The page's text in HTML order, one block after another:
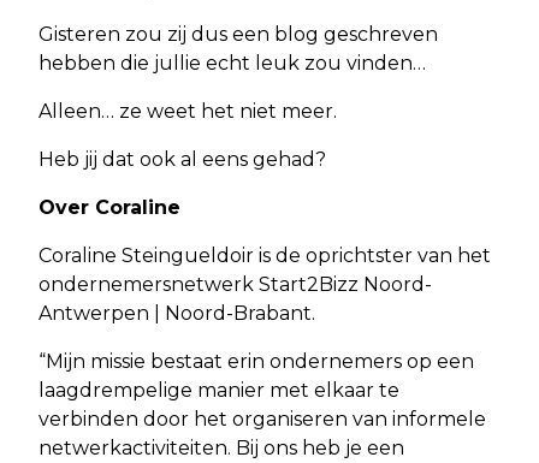
Gisteren zou zij dus een blog geschreven
hebben die jullie echt leuk zou vinden…
Alleen… ze weet het niet meer.
Heb jij dat ook al eens gehad?
Over Coraline
Coraline Steingueldoir is de oprichtster van het
ondernemersnetwerk Start2Bizz Noord-
Antwerpen | Noord-Brabant.
“Mijn missie bestaat erin ondernemers op een
laagdrempelige manier met elkaar te
verbinden door het organiseren van informele
netwerkactiviteiten. Bij ons heb je een